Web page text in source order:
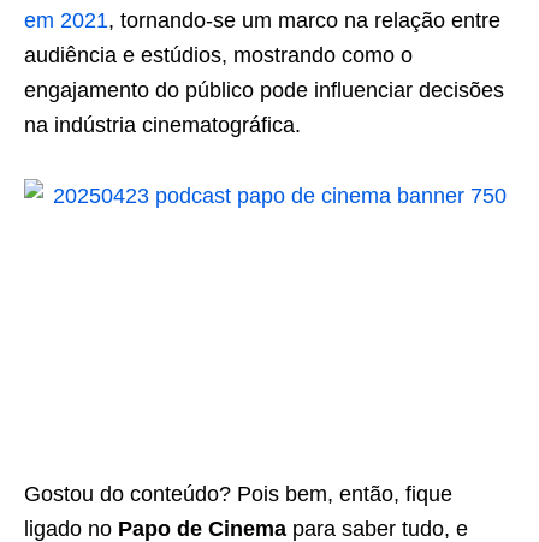
em 2021, tornando-se um marco na relação entre
audiência e estúdios, mostrando como o
engajamento do público pode influenciar decisões
na indústria cinematográfica.
Gostou do conteúdo? Pois bem, então, fique
ligado no Papo de Cinema para saber tudo, e